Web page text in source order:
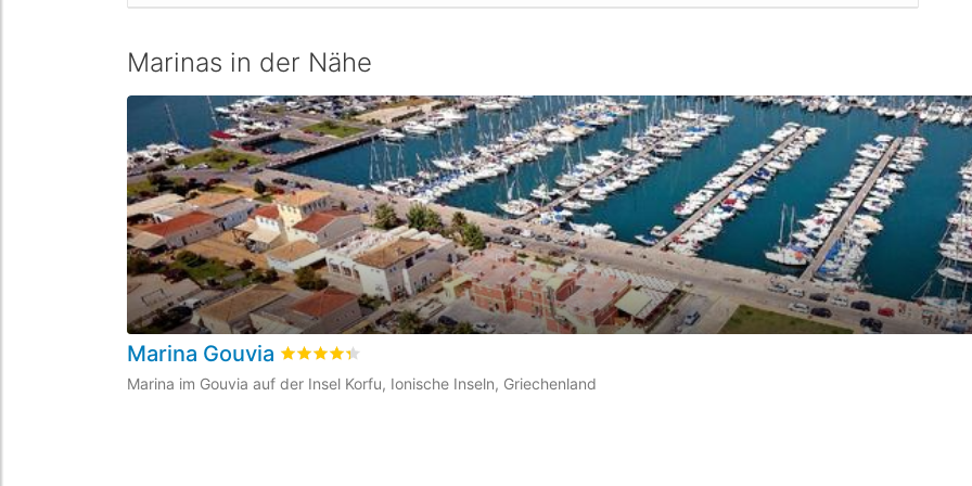
Marinas in der Nähe
Marina Gouvia bewertet4.3
Marina im Gouvia auf der Insel Korfu, Ionische Inseln, Griechenland